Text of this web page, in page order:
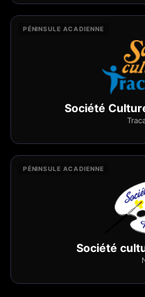
PÉNINSULE ACADIENNE
Société
PÉNINSULE ACADIENNE
Société